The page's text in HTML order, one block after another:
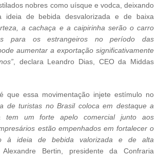
nobres como uísque e vodca, deixando
ideia de bebida desvalorizada e de baixa
a cachaça e a caipirinha serão o carro
para os estrangeiros no período das
aumentar a exportação significativamente
, declara Leandro Dias, CEO da Middas
que essa movimentação injete estímulo no
de turistas no Brasil coloca em destaque a
tem um forte apelo comercial junto aos
estão empenhados em fortalecer o
à ideia de bebida valorizada e de alta
Alexandre Bertin, presidente da Confraria